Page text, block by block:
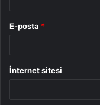
E-posta *
İnternet sitesi